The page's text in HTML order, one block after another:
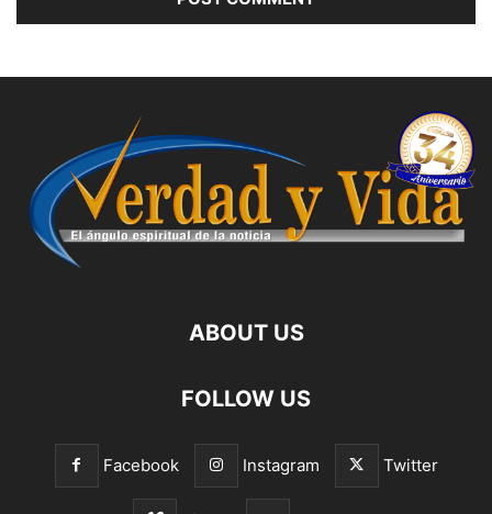
ABOUT US
FOLLOW US
Facebook Instagram Twitter